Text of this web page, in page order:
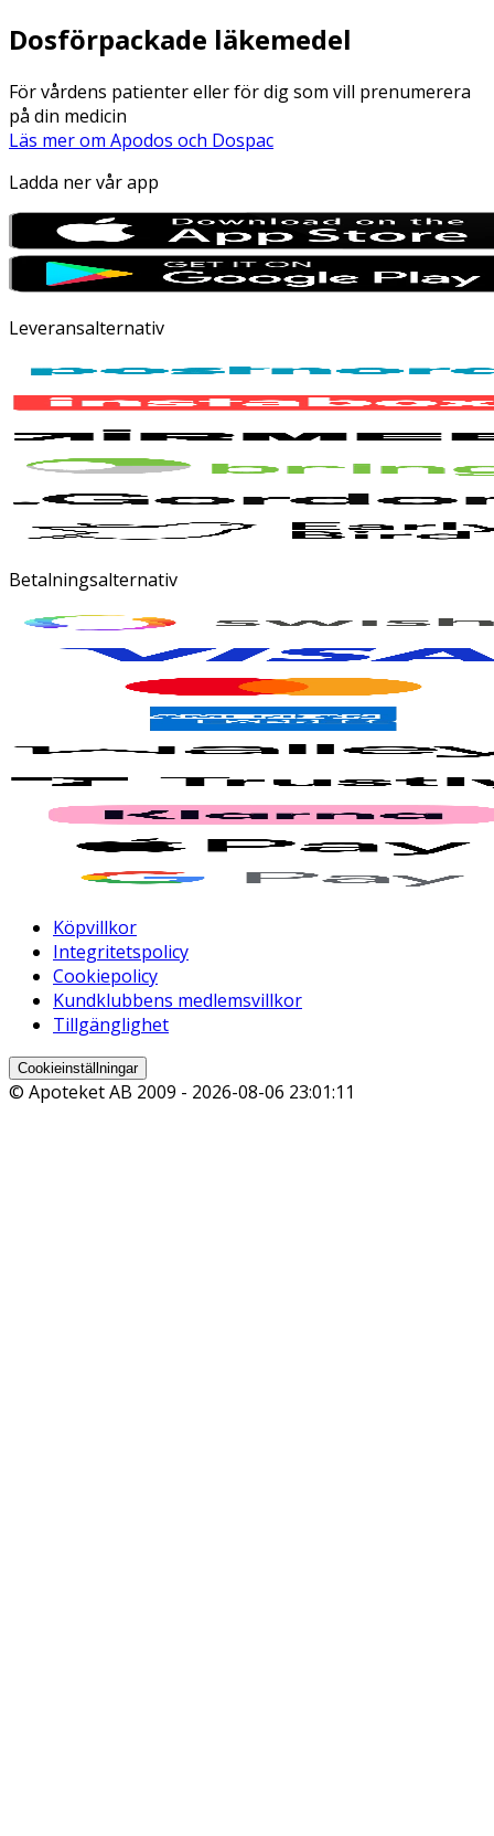
Dosförpackade läkemedel
För vårdens patienter eller för dig som vill prenumerera
på din medicin
Läs mer om Apodos och Dospac
Ladda ner vår app
Leveransalternativ
Betalningsalternativ
Köpvillkor
Integritetspolicy
Cookiepolicy
Kundklubbens medlemsvillkor
Tillgänglighet
Cookieinställningar
© Apoteket AB 2009 - 2026-08-06 23:01:11